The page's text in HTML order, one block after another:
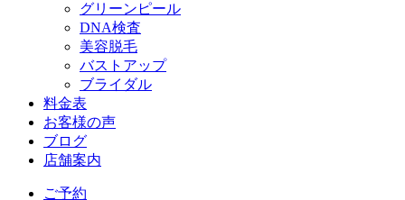
グリーンピール
DNA検査
美容脱毛
バストアップ
ブライダル
料金表
お客様の声
ブログ
店舗案内
ご予約